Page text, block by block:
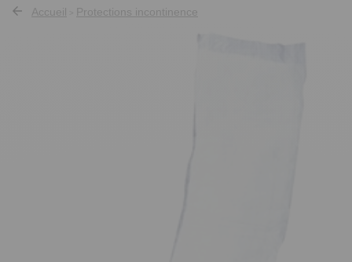
Accueil Protections incontinence